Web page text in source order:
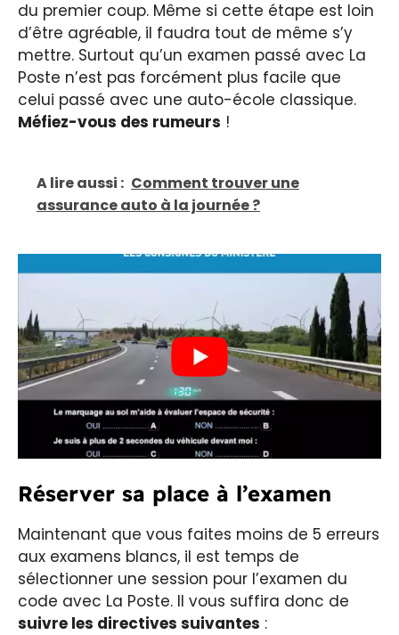
du premier coup. Même si cette étape est loin
d’être agréable, il faudra tout de même s’y
mettre. Surtout qu’un examen passé avec La
Poste n’est pas forcément plus facile que
celui passé avec une auto-école classique.
Méfiez-vous des rumeurs !
A lire aussi : Comment trouver une
assurance auto à la journée ?
Réserver sa place à l’examen
Maintenant que vous faites moins de 5 erreurs
aux examens blancs, il est temps de
sélectionner une session pour l’examen du
code avec La Poste. Il vous suffira donc de
suivre les directives suivantes :